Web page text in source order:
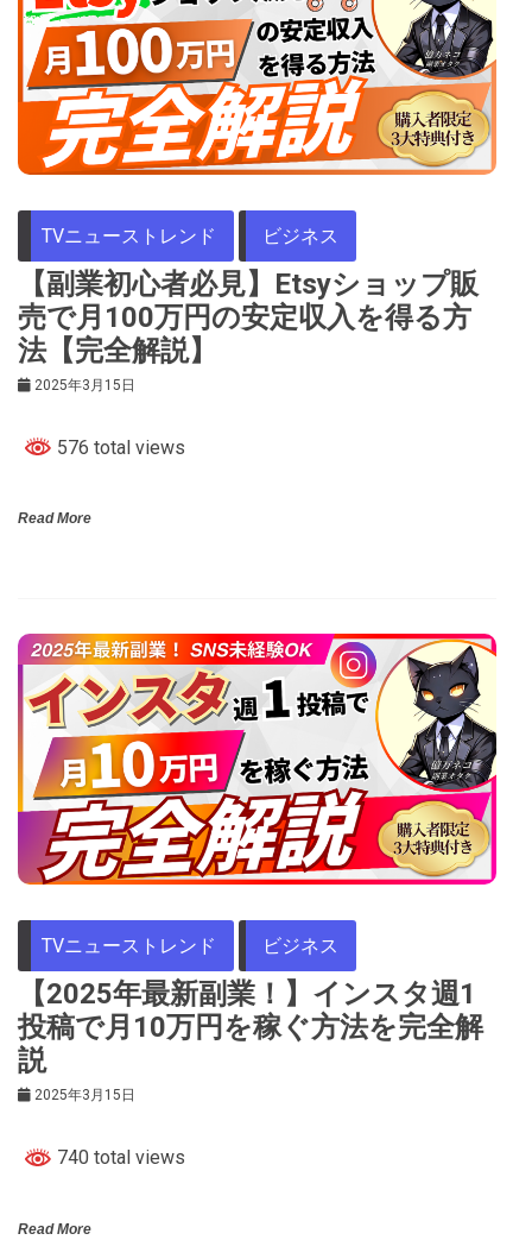
TVニューストレンド ビジネス
【副業初心者必見】Etsyショップ販
売で月100万円の安定収入を得る方
法【完全解説】
2025年3月15日
576 total views
Read More
TVニューストレンド ビジネス
【2025年最新副業！】インスタ週1
投稿で月10万円を稼ぐ方法を完全解
説
2025年3月15日
740 total views
Read More